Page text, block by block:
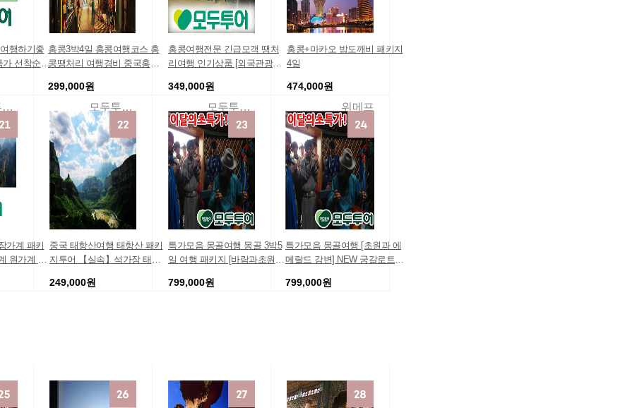
행하기좋
가 선착순할
모두투어땡처리여행
홍콩3박4일 홍콩여행코스 홍
콩땡처리 여행경비 중국홍콩
이벤트 특가 홍콩관광 홍콩가
족 홍콩특가 홍콩긴급 홍콩항
공권 홍콩호텔 MEGA 트립스
토어
299,000원
모두투어패키지여행몰
홍콩여행전문 긴급모객 땡처
리여행 인기상품 [외국관광명
즐기는 2박3일 핫딜추천 단체
4박6일 해외가족여행 중국여
행 가성비최고 부모님관광
349,000원
모두투어 여행사
홍콩+마카오 밤도깨비 패키지
4일
474,000원
위메프
가계 패키
원가계 +
터 싸게가
중국 태항산여행 태항산 패키
지투어 【실속】석가장 태항
5일 태항산 모두투어 제남일정
249,000원
특가모음 몽골여행 몽골 3박5
일 여행 패키지 [바람과초원의
핵심 5일 패키지 3박5일저렴한
799,000원
특가모음 몽골여행 [초원과 에
메랄드 강변] NEW 궁갈로트/
일저렴한 가족여행 효도여행
799,000원